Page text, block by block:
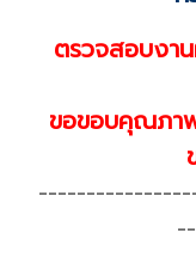
ตรวจสอบงา
ขอขอบคุณภา